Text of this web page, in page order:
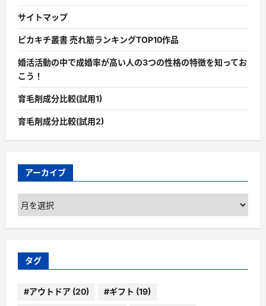
サイトマップ
ピカキチ叢書 売れ筋ランキングTOP10作品
婚活活動の中で成婚率が高い人の3つの性格の特徴を知ってお
こう！
育毛剤成分比較(試用1)
育毛剤成分比較(試用2)
アーカイブ
ア
ー
カ
ブ
タグ
#アウトドア (20) #ギフト (19)